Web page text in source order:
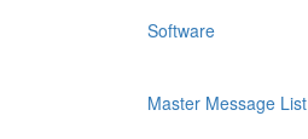
Software
Master Message List